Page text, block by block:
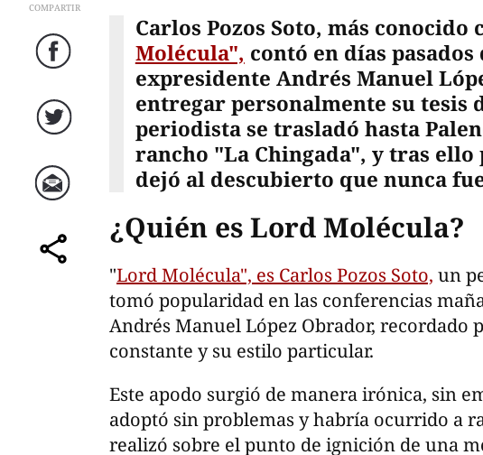
COMPARTIR
Facebook
Twitter
Correo
comparte
Carlos Pozos Soto, más conocido
Molécula", contó en días
expresidente Andrés Manuel
entregar personalmente su tesis
periodista se trasladó hasta
rancho "La Chingada", y tras
dejó al descubierto que nunca
¿Quién es Lord Molécula?
"Lord Molécula", es Carlos Pozos Soto, un
tomó popularidad en las conferencias
Andrés Manuel López Obrador, recordado
constante y su estilo particular.
Este apodo surgió de manera irónica, sin
adoptó sin problemas y habría ocurrido a
realizó sobre el punto de ignición de una